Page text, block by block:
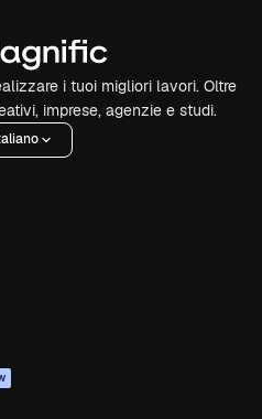
i tuoi migliori lavori. Oltre
imprese, agenzie e studi.